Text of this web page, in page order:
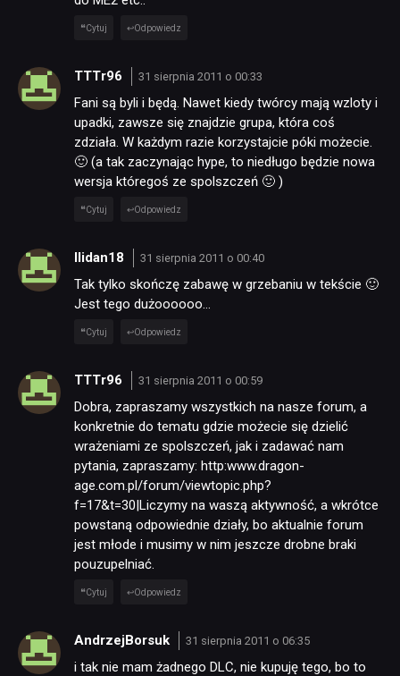
Cytuj Odpowiedz
TTTr96 31 sierpnia 2011 o 00:33
Fani są byli i będą. Nawet kiedy twórcy mają wzloty i
upadki, zawsze się znajdzie grupa, która coś
zdziała. W każdym razie korzystajcie póki możecie.
🙂 (a tak zaczynając hype, to niedługo będzie nowa
wersja któregoś ze spolszczeń 🙂 )
Cytuj Odpowiedz
Ilidan18 31 sierpnia 2011 o 00:40
Tak tylko skończę zabawę w grzebaniu w tekście 🙂
Jest tego dużoooooo…
Cytuj Odpowiedz
TTTr96 31 sierpnia 2011 o 00:59
Dobra, zapraszamy wszystkich na nasze forum, a
konkretnie do tematu gdzie możecie się dzielić
wrażeniami ze spolszczeń, jak i zadawać nam
pytania, zapraszamy: http:www.dragon-
age.com.pl/forum/viewtopic.php?
f=17&t=30|Liczymy na waszą aktywność, a wkrótce
powstaną odpowiednie działy, bo aktualnie forum
jest młode i musimy w nim jeszcze drobne braki
pouzupelniać.
Cytuj Odpowiedz
AndrzejBorsuk 31 sierpnia 2011 o 06:35
i tak nie mam żadnego DLC, nie kupuję tego, bo to